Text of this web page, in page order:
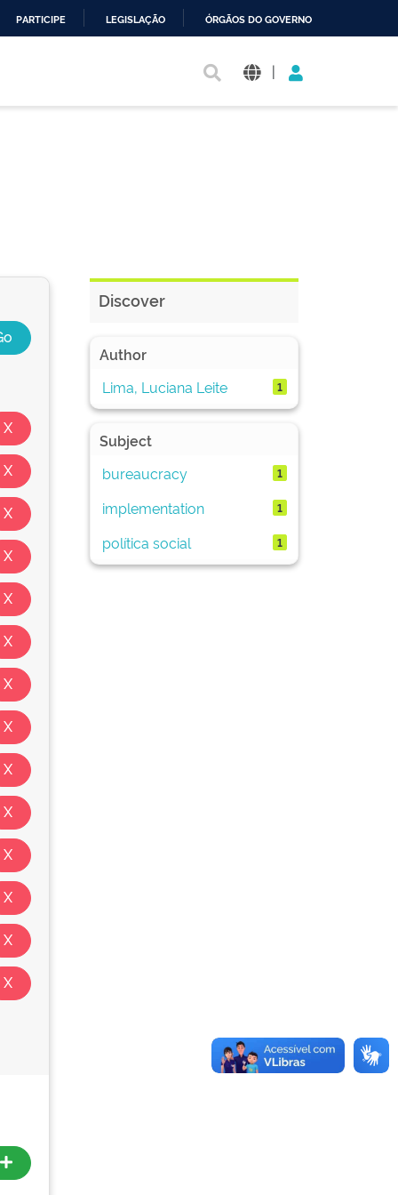
PARTICIPE LEGISLAÇÃO ÓRGÃOS DO GOVERNO
|
Discover
Author
Lima, Luciana Leite
1
Subject
bureaucracy
1
implementation 1
política social 1